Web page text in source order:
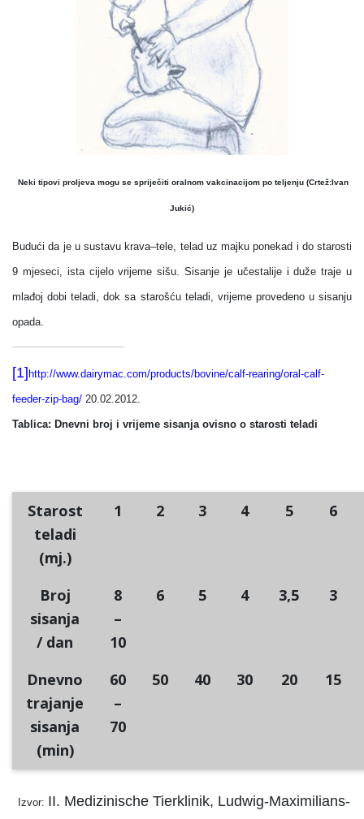
Neki tipovi proljeva mogu se spriječiti oralnom vakcinacijom po teljenju (Crtež:Ivan
Jukić)
Budući da je u sustavu krava–tele, telad uz majku ponekad i do starosti
9 mjeseci, ista cijelo vrijeme sišu. Sisanje je učestalije i duže traje u
mlađoj dobi teladi, dok sa starošću teladi, vrijeme provedeno u sisanju
opada.
[1]http://www.dairymac.com/products/bovine/calf-rearing/oral-calf-
feeder-zip-bag/ 20.02.2012.
Tablica: Dnevni broj i vrijeme sisanja ovisno o starosti teladi
Starost
teladi
(mj.)
1 2 3 4 5 6
Broj
sisanja
/ dan
8
–
10
6 5 4 3,5 3
Dnevno
trajanje
sisanja
(min)
60
–
70
50 40 30 20 15
Izvor: II. Medizinische Tierklinik, Ludwig-Maximilians-